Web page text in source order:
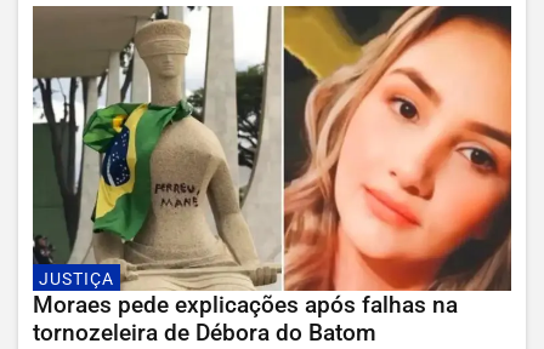
JUSTIÇA
Moraes pede explicações após falhas na
tornozeleira de Débora do Batom